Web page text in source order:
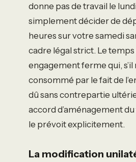
donne pas de travail le
simplement décider de
heures sur votre samedi
cadre légal strict. Le
engagement ferme qui, s’il
consommé par le fait de
dû sans contrepartie
accord d’aménagement
le prévoit explicitement.
La modification